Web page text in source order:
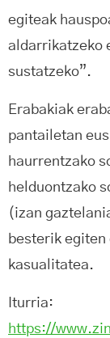
egiteak
aldarrikatzeko
sustatzeko”.
Erabakiak
pantailetan
haurrentzako
helduontzako
(izan
besterik egiten
kasualitatea.
Iturria:
https://